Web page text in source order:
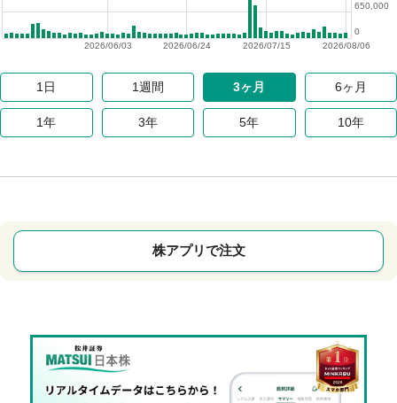
2026/08/06
2026/07/15
2026/06/24
2026/06/03
0
650,000
1日 1週間 3ヶ月 6ヶ月
1年 3年 5年 10年
株アプリで注文